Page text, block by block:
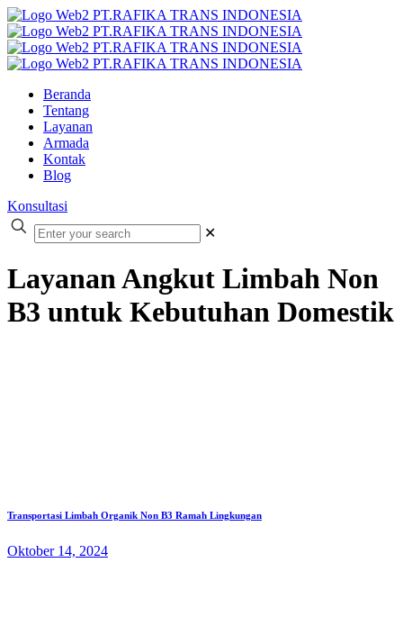
Beranda
Tentang
Layanan
Armada
Kontak
Blog
Konsultasi
✕
Layanan Angkut Limbah Non
B3 untuk Kebutuhan Domestik
Transportasi Limbah Organik Non B3 Ramah Lingkungan
Oktober 14, 2024